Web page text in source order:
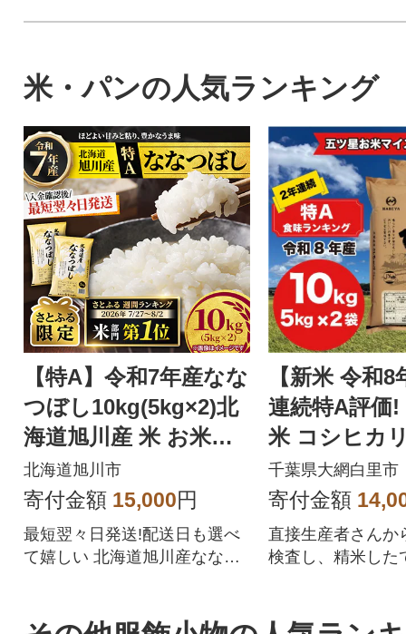
米・パンの人気ランキング
【特A】令和7年産なな
つぼし10kg(5kg×2)北
海道旭川産 米 お米
【さとふる限定】_059
57
北海道旭川市
寄付金額 15,000円
最短翌々日発送!配送日も選べ
て嬉しい 北海道旭川産ななつ
【新米 令和
連続特A評価!
米 コシヒカ
kg ×2袋)
千葉県大網白里市
寄付金額
直接生産者さんか
検査し、精米した